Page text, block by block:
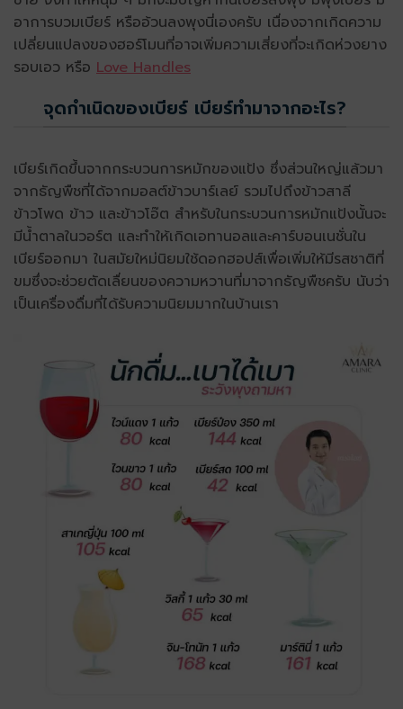
อาการบวมเบียร์ หรืออ้วนลงพุงนี่เองครับ เนื่องจากเกิดความ
เปลี่ยนแปลงของฮอร์โมนที่อาจเพิ่มความเสี่ยงที่จะเกิดห่วงยาง
รอบเอว หรือ Love Handles
จุดกำเนิดของเบียร์ เบียร์ทำมาจากอะไร?
เบียร์เกิดขึ้นจากกระบวนการหมักของแป้ง ซึ่งส่วนใหญ่แล้วมา
จากธัญพืชที่ได้จากมอลต์ข้าวบาร์เลย์ รวมไปถึงข้าวสาลี
ข้าวโพด ข้าว และข้าวโอ๊ต สำหรับในกระบวนการหมักแป้งนั้นจะ
มีน้ำตาลในวอร์ต และทำให้เกิดเอทานอลและคาร์บอนเนชั่นใน
เบียร์ออกมา ในสมัยใหม่นิยมใช้ดอกฮอปส์เพื่อเพิ่มให้มีรสชาติที่
ขมซึ่งจะช่วยตัดเลื่ยนของความหวานที่มาจากธัญพืชครับ นับว่า
เป็นเครื่องดื่มที่ได้รับความนิยมมากในบ้านเรา